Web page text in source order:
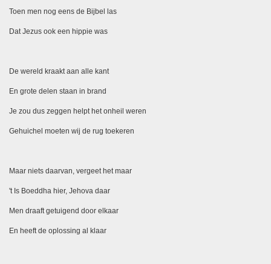
Toen men nog eens de Bijbel las
Dat Jezus ook een hippie was
De wereld kraakt aan alle kant
En grote delen staan in brand
Je zou dus zeggen helpt het onheil weren
Gehuichel moeten wij de rug toekeren
Maar niets daarvan, vergeet het maar
't Is Boeddha hier, Jehova daar
Men draaft getuigend door elkaar
En heeft de oplossing al klaar